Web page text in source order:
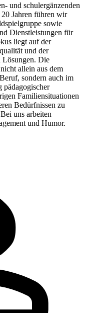
und schulergänzenden
Jahren führen wir
sowie
Dienstleistungen für
liegt auf der
und der
Lösungen. Die
allein aus dem
sondern auch im
pädagogischer
Familiensituationen
Bedürfnissen zu
uns arbeiten
und Humor.